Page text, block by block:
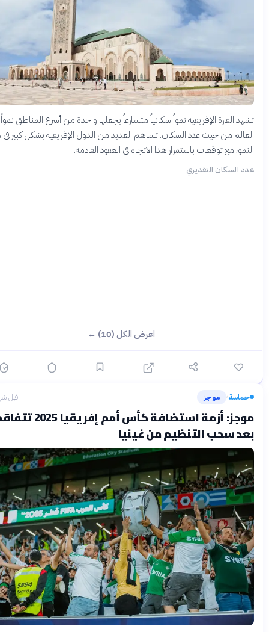
القارة الإفريقية نمواً سكانياً متسارعاً يجعلها واحدة من أسرع المناطق نمواً في
من حيث عدد السكان. تساهم العديد من الدول الإفريقية بشكل كبير في هذا
مع توقعات باستمرار هذا الاتجاه في العقود القادمة.
السكان التقديري
اعرض الكل (10) ←
› موجز قبل شهرين
موجز: أزمة استضافة كأس أمم إفريقيا 2025 تتفاقم
سحب التنظيم من غينيا